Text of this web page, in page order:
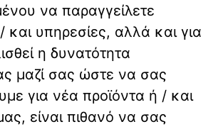
να παραγγείλετε
και υπηρεσίες, αλλά και για
η δυνατότητα
μαζί σας ώστε να σας
για νέα προϊόντα ή / και
είναι πιθανό να σας